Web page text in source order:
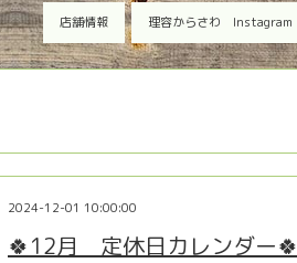
店舗情報 理容からさわ Instagram
2024-12-01 10:00:00
🍀12月 定休日カレンダー🍀